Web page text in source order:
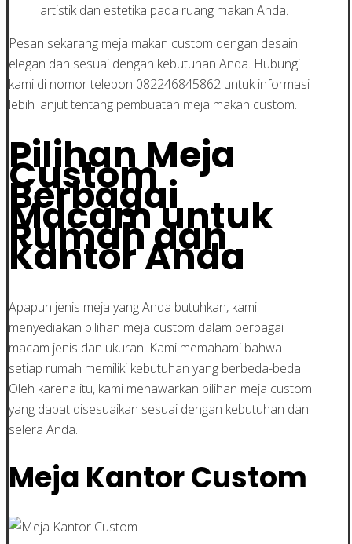
artistik dan estetika pada ruang makan Anda.
Pesan sekarang meja makan custom dengan desain
elegan dan sesuai dengan kebutuhan Anda. Hubungi
kami di nomor telepon 082246845862 untuk informasi
lebih lanjut tentang pembuatan meja makan custom.
Pilihan Meja
Custom
Berbagai
Macam untuk
Rumah dan
Kantor Anda
Apapun jenis meja yang Anda butuhkan, kami
menyediakan pilihan meja custom dalam berbagai
macam jenis dan ukuran. Kami memahami bahwa
setiap rumah memiliki kebutuhan yang berbeda-beda.
Oleh karena itu, kami menawarkan pilihan meja custom
yang dapat disesuaikan sesuai dengan kebutuhan dan
selera Anda.
Meja Kantor Custom